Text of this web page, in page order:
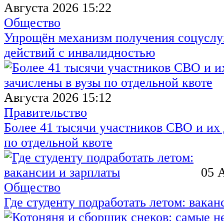
Августа 2026 15:22
Общество
Упрощён механизм получения
действий с инвалидностью
Августа 2026 15:12
Правительство
Более 41 тысячи участников СВО и их
по отдельной квоте
05
Общество
Где студенту подработать летом: